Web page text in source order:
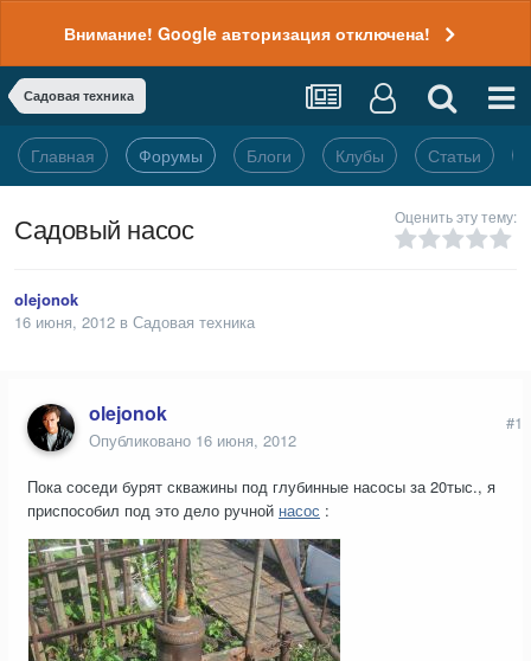
Внимание! Google авторизация отключена!
Садовая техника
Главная Форумы Блоги Клубы Статьи
Садовый насос Оценить эту тему:
olejonok
16 июня, 2012 в Садовая техника
olejonok
Опубликовано 16 июня, 2012
#1
Пока соседи бурят скважины под глубинные насосы за 20тыс., я
приспособил под это дело ручной насос :